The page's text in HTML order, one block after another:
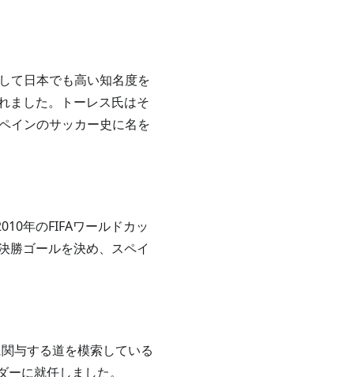
て日本でも高い知名度を
ました。トーレス氏はそ
インのサッカー史に名を
年のFIFAワールドカッ
勝ゴールを決め、スペイ
与する道を模索している
に就任しました。